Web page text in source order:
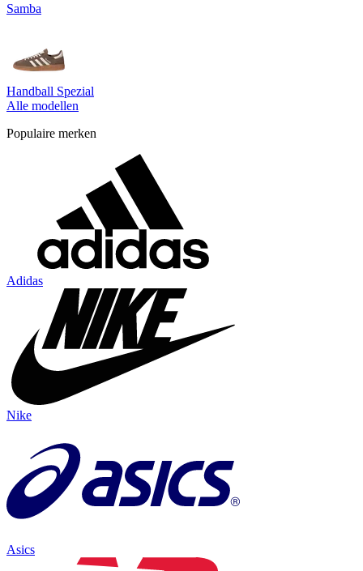
Samba
Handball Spezial
Alle modellen
Populaire merken
Adidas
Nike
Asics